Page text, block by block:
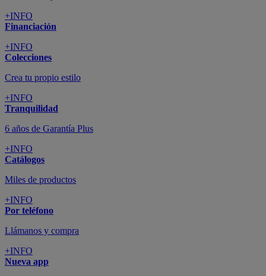
+INFO
Financiación
+INFO
Colecciones
Crea tu propio estilo
+INFO
Tranquilidad
6 años de Garantía Plus
+INFO
Catálogos
Miles de productos
+INFO
Por teléfono
Llámanos y compra
+INFO
Nueva app